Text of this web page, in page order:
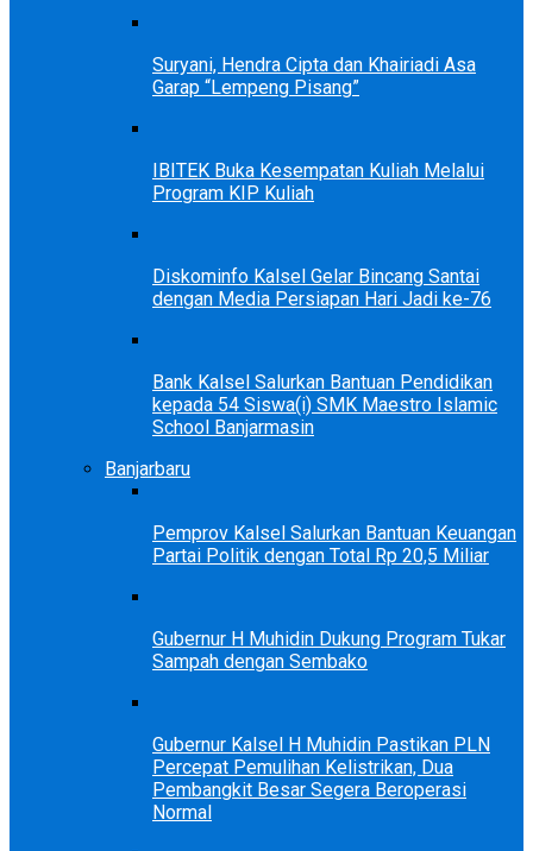
Suryani, Hendra Cipta dan Khairiadi Asa
Garap “Lempeng Pisang”
IBITEK Buka Kesempatan Kuliah Melalui
Program KIP Kuliah
Diskominfo Kalsel Gelar Bincang Santai
dengan Media Persiapan Hari Jadi ke-76
Bank Kalsel Salurkan Bantuan Pendidikan
kepada 54 Siswa(i) SMK Maestro Islamic
School Banjarmasin
Banjarbaru
Pemprov Kalsel Salurkan Bantuan Keuangan
Partai Politik dengan Total Rp 20,5 Miliar
Gubernur H Muhidin Dukung Program Tukar
Sampah dengan Sembako
Gubernur Kalsel H Muhidin Pastikan PLN
Percepat Pemulihan Kelistrikan, Dua
Pembangkit Besar Segera Beroperasi
Normal